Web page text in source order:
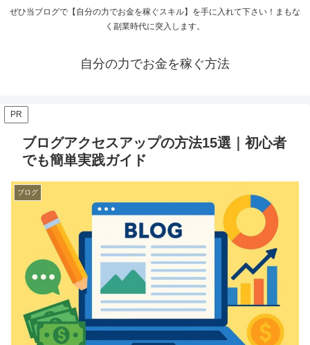
ぜひ当ブログで【自分の力でお金を稼ぐスキル】を手に入れて下さい！まもな
く副業時代に突入します。
自分の力でお金を稼ぐ方法
PR
ブログアクセスアップの方法15選｜初心者
でも簡単実践ガイド
ブログ